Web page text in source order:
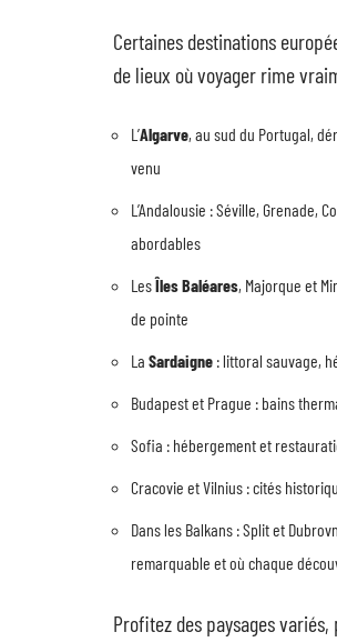
Certaines destinations
de lieux où voyager rime
L’Algarve, au sud du Portugal,
venu
L’Andalousie : Séville,
abordables
LesÎles Baléares, Majorque et
de pointe
La Sardaigne : littoral sauvage,
Budapest et Prague : bains
Sofia : hébergement et
Cracovie et Vilnius : cités
Dans les Balkans : Split et
remarquable et où chaque
Profitez des paysages variés,